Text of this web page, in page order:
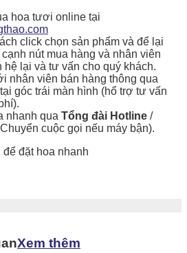
hoa tươi online tại
click chọn sản phẩm và để lại
nút mua hàng và nhân viên
hệ lại và tư vấn cho quý khách.
nhân viên bán hàng thông qua
góc trái màn hình (hổ trợ tư vấn
nhanh qua Tổng đài Hotline /
cuộc gọi nếu máy bận).
đặt hoa nhanh
Xem thêm